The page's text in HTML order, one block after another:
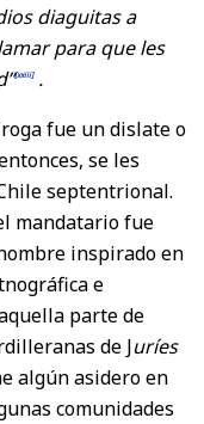
diaguitas a
para que les
[xxiii].
fue un dislate o
se les
septentrional.
mandatario fue
inspirado en
e
parte de
de Juríes
algún asidero en
comunidades